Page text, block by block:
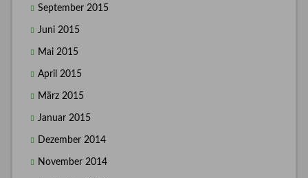
September 2015
Juni 2015
Mai 2015
April 2015
März 2015
Januar 2015
Dezember 2014
November 2014